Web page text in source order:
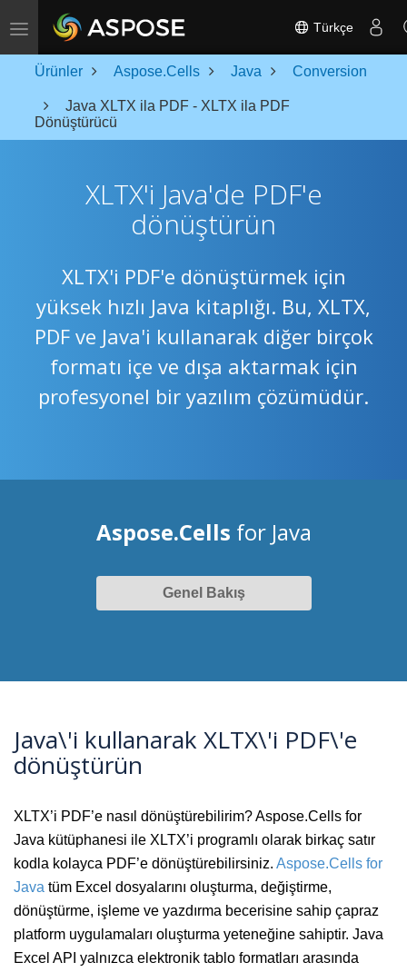
Toggle navigation Türkçe
Ürünler Aspose.Cells Java Conversion
Java XLTX ila PDF - XLTX ila PDF
Dönüştürücü
XLTX'i Java'de PDF'e
dönüştürün
XLTX'i PDF'e dönüştürmek için
yüksek hızlı Java kitaplığı. Bu, XLTX,
PDF ve Java'i kullanarak diğer birçok
formatı içe ve dışa aktarmak için
profesyonel bir yazılım çözümüdür.
Aspose.Cells for Java
Genel Bakış
Java\'i kullanarak XLTX\'i PDF\'e
dönüştürün
XLTX’i PDF’e nasıl dönüştürebilirim? Aspose.Cells for
Java kütüphanesi ile XLTX’i programlı olarak birkaç satır
kodla kolayca PDF’e dönüştürebilirsiniz. Aspose.Cells for
Java tüm Excel dosyalarını oluşturma, değiştirme,
dönüştürme, işleme ve yazdırma becerisine sahip çapraz
platform uygulamaları oluşturma yeteneğine sahiptir. Java
Excel API yalnızca elektronik tablo formatları arasında